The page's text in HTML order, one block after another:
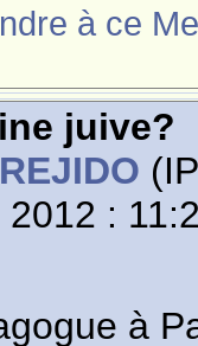
à ce
juive?
:
à